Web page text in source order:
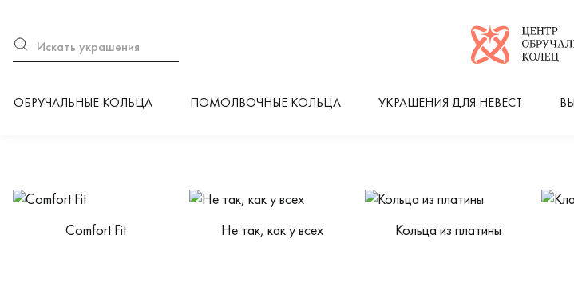
Логотип компании
ОБРУЧАЛЬНЫЕ КОЛЬЦА ПОМОЛВОЧНЫЕ КОЛЬЦА УКРАШЕНИЯ ДЛЯ НЕВЕСТ
Категории каталога
Сomfort Fit Не так, как у всех Кольца из платины